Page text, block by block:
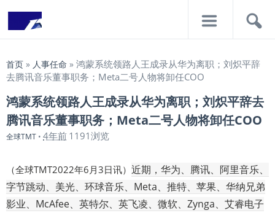
首页 » 人事任命 » 鸿蒙系统领路人王成录从华为离职；刘炽平辞
去腾讯音乐董事职务；Meta二号人物将卸任COO
鸿蒙系统领路人王成录从华为离职；刘炽平辞去
腾讯音乐董事职务；Meta二号人物将卸任COO
全球TMT • 4年前 1191浏览
（全球TMT2022年6月3日讯） 近期，华为、腾讯、阿里音乐、
字节跳动、美光、环球音乐、Meta、推特、苹果、华纳兄弟
影业、McAfee、英特尔、英飞凌、微软、Zynga、艾睿电子